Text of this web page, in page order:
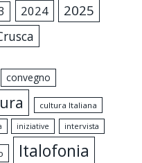
2024 2025
convegno
cultura Italiana
iniziative intervista
Italofonia